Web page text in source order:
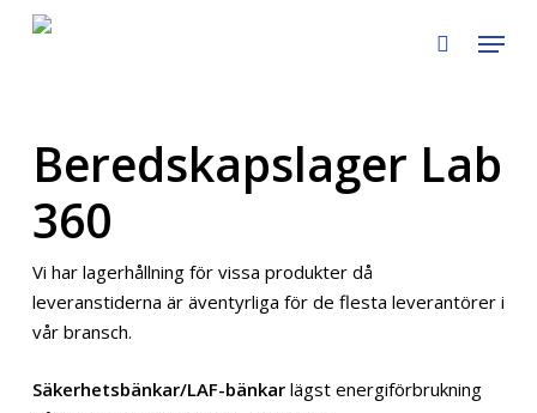
search
Menu
Beredskapslager Lab
360
Vi har lagerhållning för vissa produkter då
leveranstiderna är äventyrliga för de flesta leverantörer i
vår bransch.
Säkerhetsbänkar/LAF-bänkarlägst energiförbrukning